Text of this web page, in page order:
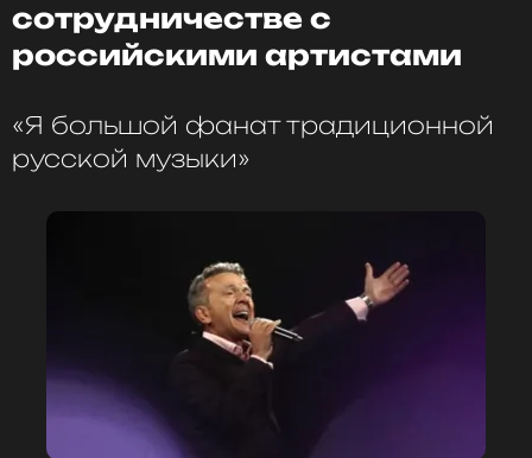
сотрудничестве с
российскими артистами
«Я большой фанат традиционной
русской музыки»